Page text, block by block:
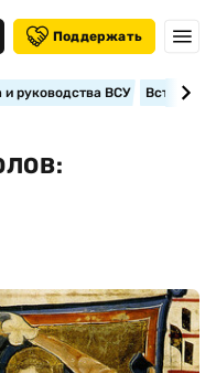
Поддержать
и руководства ВСУ